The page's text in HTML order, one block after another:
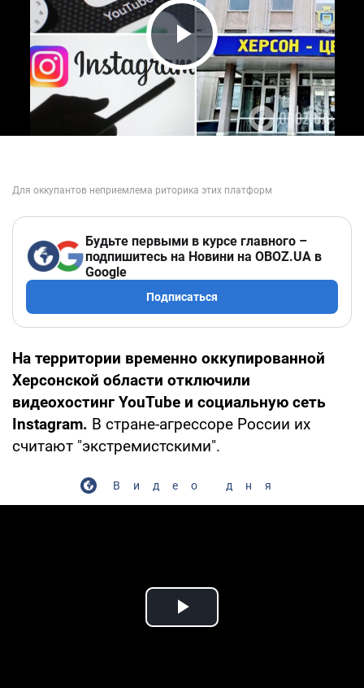
Play Video
Будьте первыми в курсе главного –
подпишитесь на Новини на OBOZ.UA в
Google
Подписаться
На территории временно оккупированной
Херсонской области отключили
видеохостинг YouTube и социальную сеть
Instagram. В стране-агрессоре России их
считают "экстремистскими".
Видео дня
Play Video